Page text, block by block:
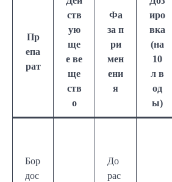
Пр
епа
рат
ств
ую
ще
е ве
ще
ств
о
Фа
за п
ри
мен
ени
я
иро
вка
(на
10
л в
од
ы)
Бор
дос
До
рас